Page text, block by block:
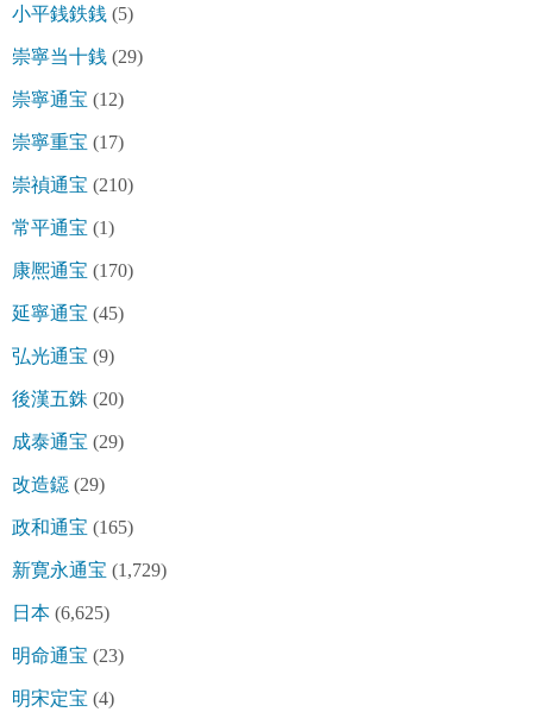
小平銭鉄銭 (5)
崇寧当十銭 (29)
崇寧通宝 (12)
崇寧重宝 (17)
崇禎通宝 (210)
常平通宝 (1)
康熈通宝 (170)
延寧通宝 (45)
弘光通宝 (9)
後漢五銖 (20)
成泰通宝 (29)
改造鐚 (29)
政和通宝 (165)
新寛永通宝 (1,729)
日本 (6,625)
明命通宝 (23)
明宋定宝 (4)